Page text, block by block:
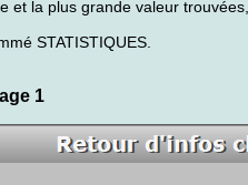
et la plus grande valeur
STATISTIQUES.
1